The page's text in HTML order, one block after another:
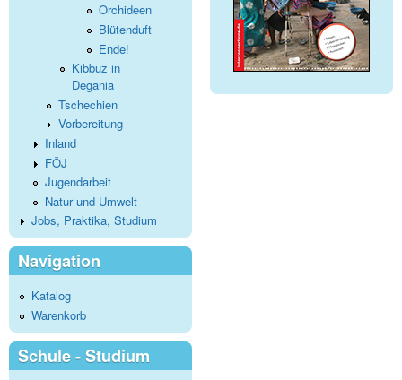
Orchideen
Blütenduft
Ende!
Kibbuz in
Degania
Tschechien
Vorbereitung
Inland
FÖJ
Jugendarbeit
Natur und Umwelt
Jobs, Praktika, Studium
Navigation
Katalog
Warenkorb
Schule - Studium